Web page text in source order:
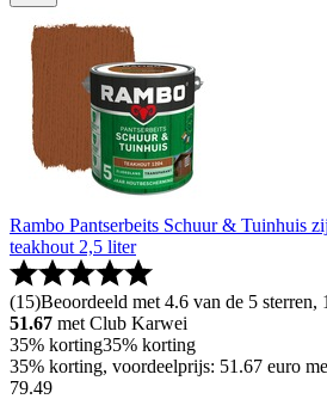
Rambo Pantserbeits Schuur & Tuinhuis
teakhout 2,5 liter
(15)Beoordeeld met 4.6 van de 5 sterren,
51.67 met Club Karwei
35% korting35% korting
35% korting, voordeelprijs: 51.67 euro
79.49